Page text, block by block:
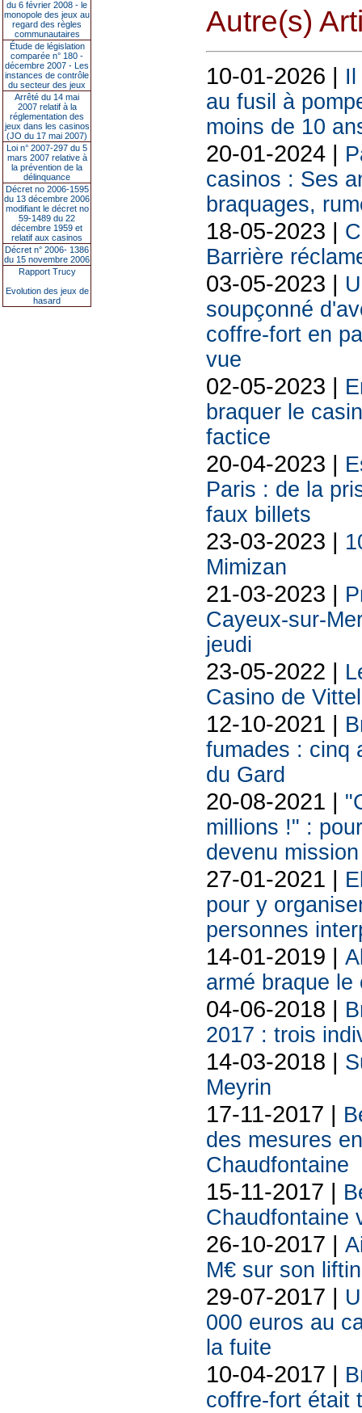
du 6 février 2008 - le
monopole des jeux au
regard des règles
communautaires
Étude de législation
comparée n° 180 -
décembre 2007 - Les
instances de contrôle
du secteur des jeux
Arrêté du 14 mai
2007 relatif à la
réglementation des
jeux dans les casinos
(JO du 17 mai 2007)
Loi n° 2007-297 du 5
mars 2007 relative à
la prévention de la
délinquance
Décret no 2006-1595
du 13 décembre 2006
modifiant le décret no
59-1489 du 22
décembre 1959 et
relatif aux casinos
Décret n° 2006- 1386
du 15 novembre 2006
Rapport Trucy
Evolution des jeux de
hasard
Autre(s)
10-01-2026 | Il
au fusil à
moins de 10
20-01-2024 |
casinos : Ses
braquages,
18-05-2023 |
Barrière
03-05-2023 |
soupçonné
coffre-fort en
vue
02-05-2023 |
braquer le
factice
20-04-2023 |
Paris : de la
faux billets
23-03-2023 |
Mimizan
21-03-2023 |
Cayeux-sur-
jeudi
23-05-2022 |
Casino de
12-10-2021 |
fumades : cinq
du Gard
20-08-2021 |
millions !" :
devenu
27-01-2021 |
pour y
personnes
14-01-2019 |
armé braque
04-06-2018 |
2017 : trois
14-03-2018 |
Meyrin
17-11-2017 |
des mesures
Chaudfontaine
15-11-2017 |
Chaudfontaine
26-10-2017 |
M€ sur son
29-07-2017 |
000 euros au
la fuite
10-04-2017 |
coffre-fort était